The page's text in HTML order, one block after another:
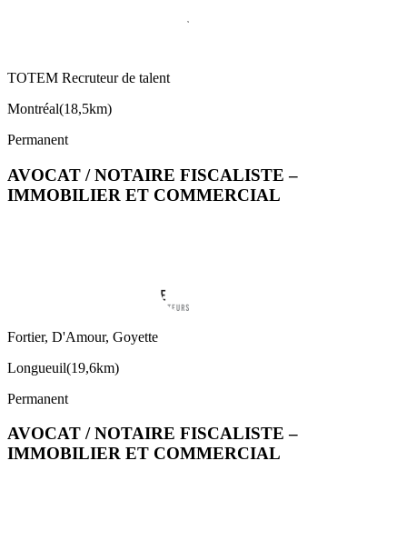
TOTEM Recruteur de talent
Montréal(18,5km)
Permanent
AVOCAT / NOTAIRE FISCALISTE –
IMMOBILIER ET COMMERCIAL
Fortier, D'Amour, Goyette
Longueuil(19,6km)
Permanent
AVOCAT / NOTAIRE FISCALISTE –
IMMOBILIER ET COMMERCIAL